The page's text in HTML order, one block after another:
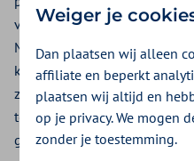
van 90 graden. De
Mensen die om (medische)
kunnen druppelen kunnen
zorgverlener. Om het gebruik
te maken hebben
gemaakt over het inzetten
Weiger je
Dan plaatsen wij alleen
affiliate en beperkt
plaatsen wij altijd en
op je privacy. We mogen
zonder je toestemming.